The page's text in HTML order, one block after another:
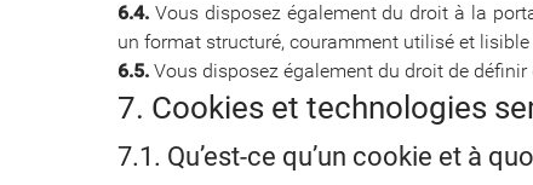
6.4. Vous disposez également du droit à la
un format structuré, couramment utilisé et
6.5. Vous disposez également du droit de
7. Cookies et technologies
7.1. Qu’est-ce qu’un cookie et à